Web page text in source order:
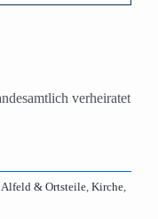
verheiratet
Alfeld & Ortsteile Kirche